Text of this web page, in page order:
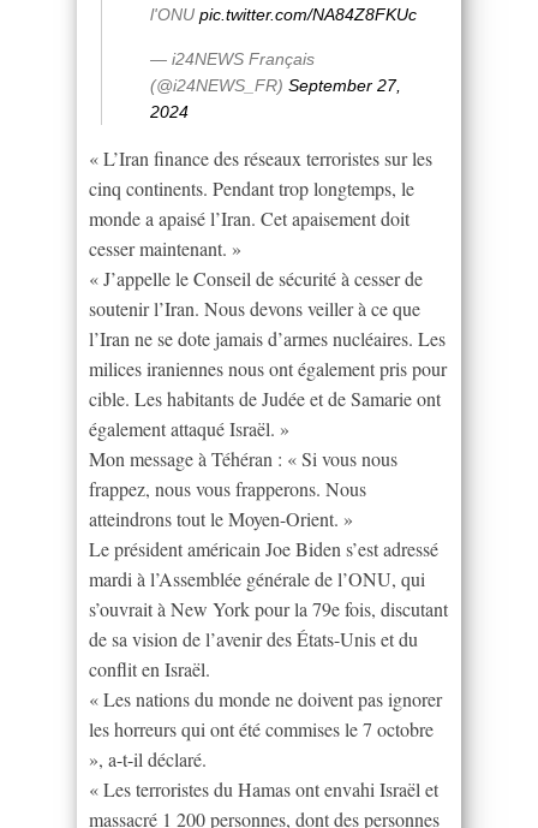
l'ONU pic.twitter.com/NA84Z8FKUc
— i24NEWS Français
(@i24NEWS_FR) September 27,
2024
« L’Iran finance des réseaux terroristes sur les
cinq continents. Pendant trop longtemps, le
monde a apaisé l’Iran. Cet apaisement doit
cesser maintenant. »
« J’appelle le Conseil de sécurité à cesser de
soutenir l’Iran. Nous devons veiller à ce que
l’Iran ne se dote jamais d’armes nucléaires. Les
milices iraniennes nous ont également pris pour
cible. Les habitants de Judée et de Samarie ont
également attaqué Israël. »
Mon message à Téhéran : « Si vous nous
frappez, nous vous frapperons. Nous
atteindrons tout le Moyen-Orient. »
Le président américain Joe Biden s’est adressé
mardi à l’Assemblée générale de l’ONU, qui
s’ouvrait à New York pour la 79e fois, discutant
de sa vision de l’avenir des États-Unis et du
conflit en Israël.
« Les nations du monde ne doivent pas ignorer
les horreurs qui ont été commises le 7 octobre
», a-t-il déclaré.
« Les terroristes du Hamas ont envahi Israël et
massacré 1 200 personnes, dont des personnes